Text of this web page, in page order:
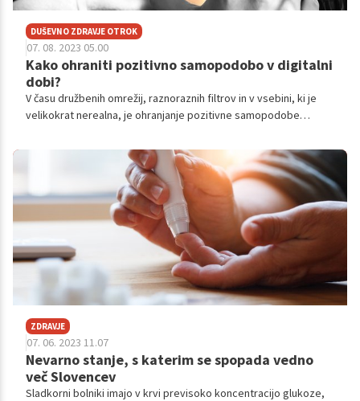
DUŠEVNO ZDRAVJE OTROK
07. 08. 2023 05.00
Kako ohraniti pozitivno samopodobo v digitalni
dobi?
V času družbenih omrežij, raznoraznih filtrov in v vsebini, ki je
velikokrat nerealna, je ohranjanje pozitivne samopodobe
ZDRAVJE
07. 06. 2023 11.07
Nevarno stanje, s katerim se spopada vedno
več Slovencev
Sladkorni bolniki imajo v krvi previsoko koncentracijo glukoze,